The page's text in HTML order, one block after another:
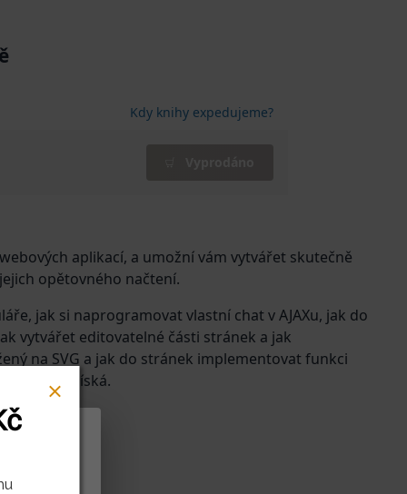
Kdy knihy expedujeme?
aplikací, a umožní vám vytvářet skutečně
opětovného načtení.
jak si naprogramovat vlastní chat v AJAXu, jak do
vytvářet editovatelné části stránek a jak
na SVG a jak do stránek implementovat funkci
skutečně získá.
cookies